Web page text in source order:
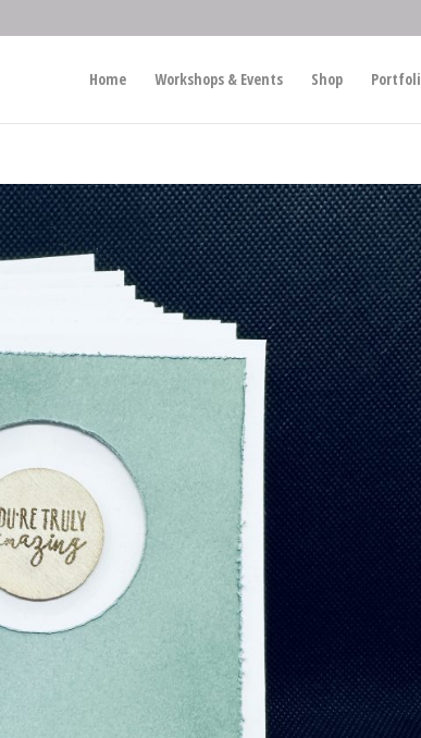
Home Workshops & Events Shop